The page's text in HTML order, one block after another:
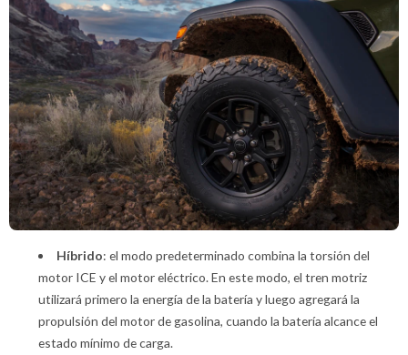
Híbrido: el modo predeterminado combina la torsión del
motor ICE y el motor eléctrico. En este modo, el tren motriz
utilizará primero la energía de la batería y luego agregará la
propulsión del motor de gasolina, cuando la batería alcance el
estado mínimo de carga.